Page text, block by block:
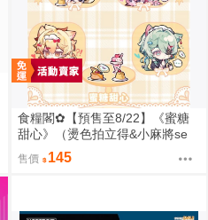
食糧閣✿【預售至8/22】《蜜糖
甜心》（燙色拍立得&小麻將se
t、愛心巧克力吊飾、布丁捏捏
樂、貝殼光愛心透卡、PU皮革軟
售價 145